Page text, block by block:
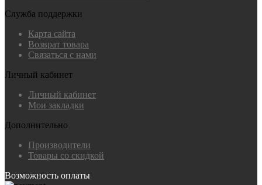
Служба поддержки
Карта сайта
Возврат товара
Связаться с нами
Личный кабинет
Личный кабинет
Мои закладки
Дополнительно
Производители
Товары со скидкой
Возможность оплаты